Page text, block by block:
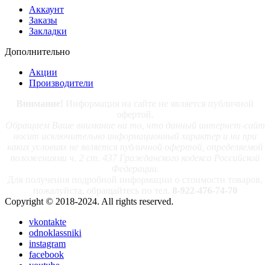
Аккаунт
Заказы
Закладки
Дополнительно
Акции
Производители
Copyright © 2018-2024. All rights reserved.
vkontakte
odnoklassniki
instagram
facebook